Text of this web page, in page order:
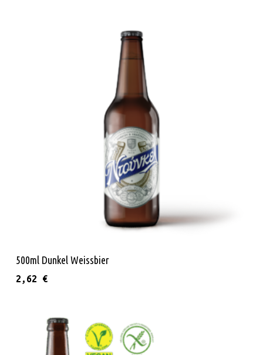
Διαβάστε Περισσότερα
500ml Dunkel Weissbier
2,62 €